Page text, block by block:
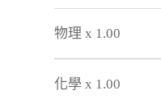
物理 x 1.00
化學 x 1.00